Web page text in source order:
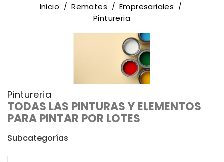
Inicio Remates
Empresariales
Pintureria
Pintureria
TODAS LAS PINTURAS Y ELEMENTOS
PARA PINTAR POR LOTES
Subcategorías